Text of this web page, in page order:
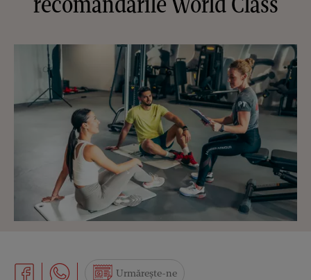
Urmărește-ne